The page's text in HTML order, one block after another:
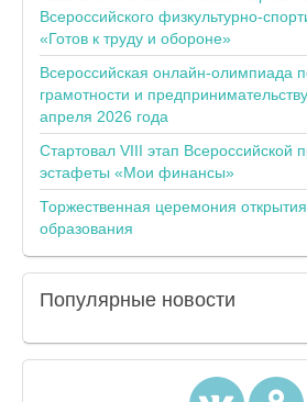
Всероссийского физкультурно-
«Готов к труду и обороне»
Всероссийская онлайн-олимпиада
грамотности и
апреля 2026 года
Стартовал VIII этап Всероссийской
эстафеты «Мои финансы»
Торжественная церемония
образования
Популярные новости